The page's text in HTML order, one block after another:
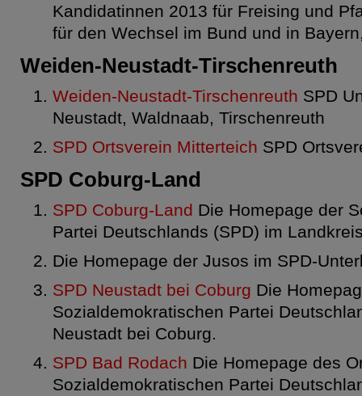
Kandidatinnen 2013 für Freising und
für den Wechsel im Bund und in
Weiden-Neustadt-Tirschenreuth
Weiden-Neustadt-Tirschenreuth SPD
Neustadt, Waldnaab, Tirschenreuth
SPD Ortsverein Mitterteich SPD
SPD Coburg-Land
SPD Coburg-Land Die Homepage der
Partei Deutschlands (SPD) im
Die Homepage der Jusos im SPD-
SPD Neustadt bei Coburg Die
Sozialdemokratischen Partei
Neustadt bei Coburg.
SPD Bad Rodach Die Homepage des
Sozialdemokratischen Partei